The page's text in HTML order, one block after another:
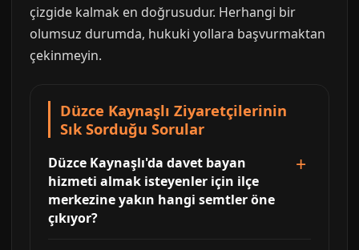
çizgide kalmak en doğrusudur. Herhangi bir
olumsuz durumda, hukuki yollara başvurmaktan
çekinmeyin.
Düzce Kaynaşlı Ziyaretçilerinin
Sık Sorduğu Sorular
Düzce Kaynaşlı'da davet bayan
hizmeti almak isteyenler için ilçe
merkezine yakın hangi semtler öne
çıkıyor?